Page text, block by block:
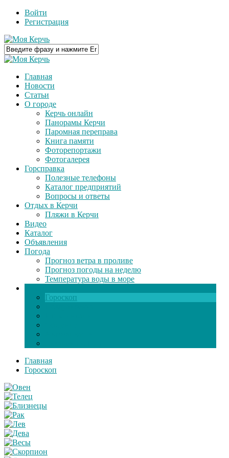
Войти
Регистрация
Главная
Новости
Статьи
О городе
Керчь онлайн
Панорамы Керчи
Паромная переправа
Книга памяти
Фоторепортажи
Фотогалерея
Горсправка
Полезные телефоны
Каталог предприятий
Вопросы и ответы
Отдых в Керчи
Пляжи в Керчи
Видео
Каталог
Объявления
Погода
Прогноз ветра в проливе
Прогноз погоды на неделю
Температура воды в море
Гороскоп
Главная
Гороскоп